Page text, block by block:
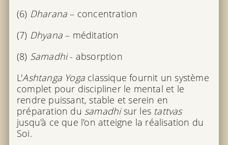
(6) Dharana – concentration
(7) Dhyana– méditation
(8) Samadhi- absorption
L'Ashtanga Yogaclassique fournit un système
complet pour discipliner le mental et le
rendre puissant, stable et serein en
préparation du samadhisur les tattvas
jusqu'à ce que l'on atteigne la réalisation du
Soi.